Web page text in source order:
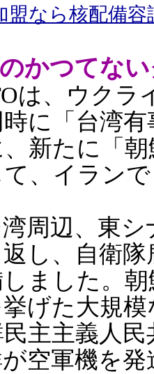
盟なら核配備
かつてな
は、ウクラ
に「台湾
新たに「
、イラン
周辺、東シ
し、自衛
ました。
げた大規
主主義人
空軍機を